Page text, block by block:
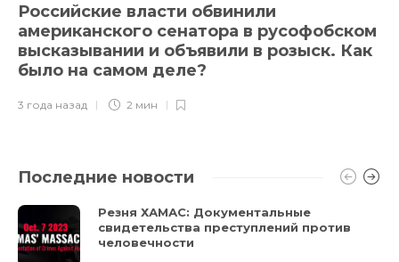
Российские власти обвинили
американского сенатора в русофобском
высказывании и объявили в розыск. Как
было на самом деле?
3 года назад 2 мин
Последние новости
Резня ХАМАС: Документальные
свидетельства преступлений против
человечности